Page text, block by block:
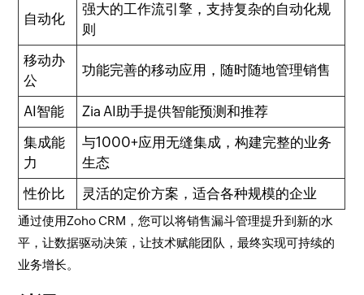
自动化
强大的工作流引擎，支持复杂的自动化规
则
移动办
公
功能完善的移动应用，随时随地管理销售
AI智能
Zia AI助手提供智能预测和推荐
集成能
力
与1000+应用无缝集成，构建完整的业务
生态
性价比
灵活的定价方案，适合各种规模的企业
通过使用Zoho CRM，您可以将销售漏斗管理提升到新的水
平，让数据驱动决策，让技术赋能团队，最终实现可持续的
业务增长。